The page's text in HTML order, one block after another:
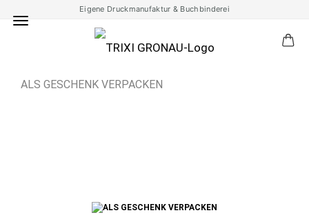
Eigene Druckmanufaktur & Buchbinderei
ALS GESCHENK VERPACKEN